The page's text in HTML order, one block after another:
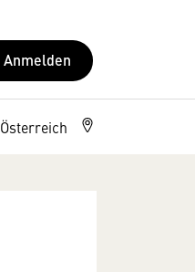
Anmelden
Österreich